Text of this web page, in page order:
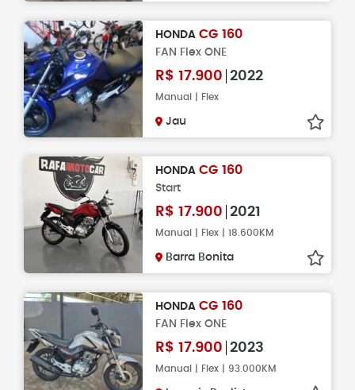
HONDA CG 160
FAN Flex ONE
R$ 17.900 2022
Manual | Flex
Jau
HONDA CG 160
Start
R$ 17.900 2021
Manual | Flex | 18.600KM
Barra Bonita
HONDA CG 160
FAN Flex ONE
R$ 17.900 2023
Manual | Flex | 93.000KM